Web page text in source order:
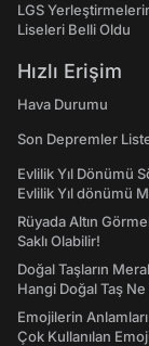
LGS
Liseleri Belli Oldu
Hızlı Erişim
Hava Durumu
Son Depremler
Evlilik Yıl Dönümü
Evlilik Yıl dönümü
Rüyada Altın
Saklı Olabilir!
Doğal Taşların
Hangi Doğal Taş
Emojilerin
Çok Kullanılan